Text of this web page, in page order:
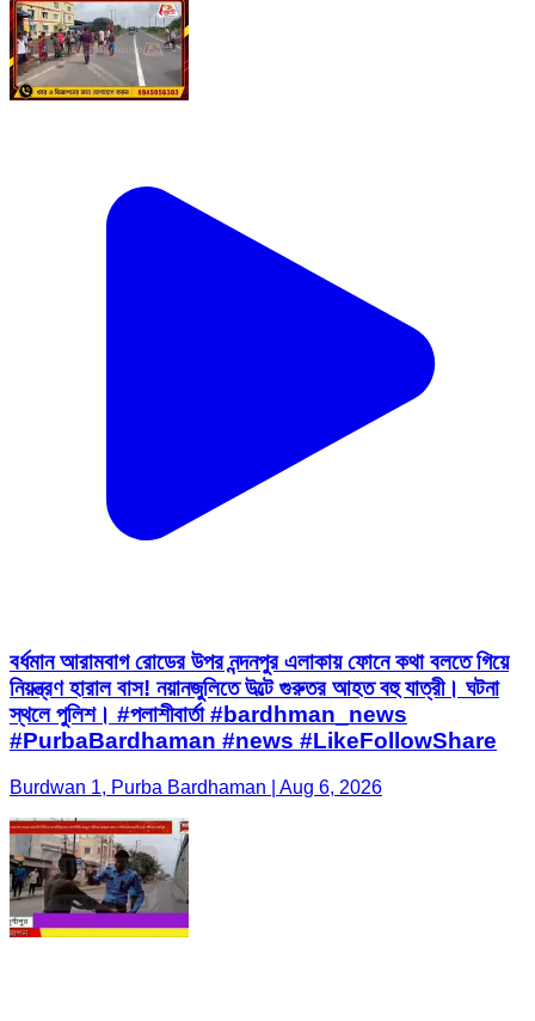
বর্ধমান আরামবাগ রোডের উপর নন্দনপুর এলাকায় ফোনে কথা বলতে গিয়ে
নিয়ন্ত্রণ হারাল বাস! নয়ানজুলিতে উল্টে গুরুতর আহত বহু যাত্রী। ঘটনা
স্থলে পুলিশ। #পলাশীবার্তা #bardhman_news
#PurbaBardhaman #news #LikeFollowShare
Burdwan 1, Purba Bardhaman | Aug 6, 2026